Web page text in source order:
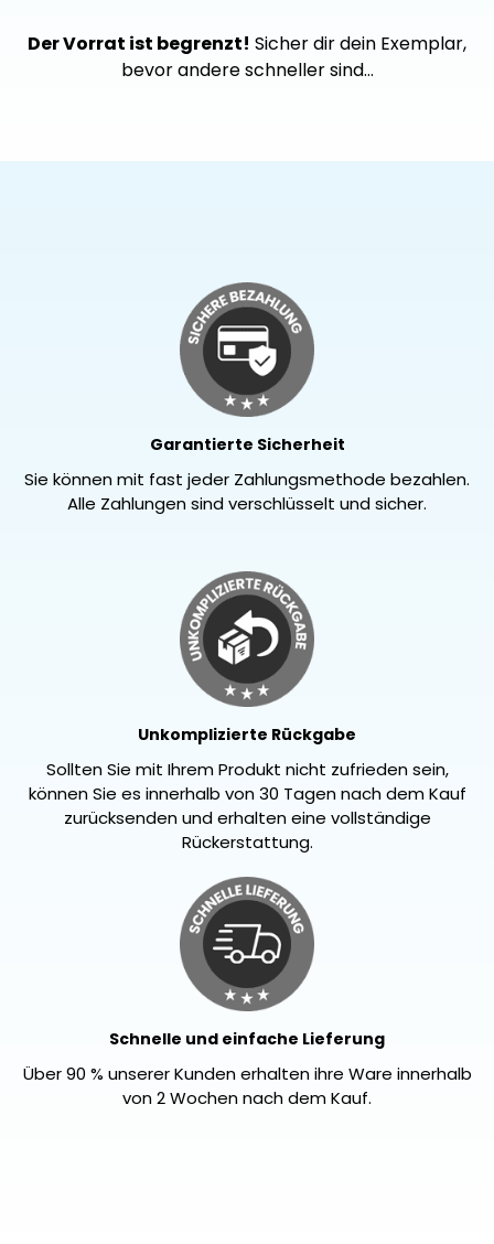
Der Vorrat ist begrenzt! Sicher dir dein Exemplar,
bevor andere schneller sind…
Garantierte Sicherheit
Sie können mit fast jeder Zahlungsmethode bezahlen.
Alle Zahlungen sind verschlüsselt und sicher.
Unkomplizierte Rückgabe
Sollten Sie mit Ihrem Produkt nicht zufrieden sein,
können Sie es innerhalb von 30 Tagen nach dem Kauf
zurücksenden und erhalten eine vollständige
Rückerstattung.
Schnelle und einfache Lieferung
Über 90 % unserer Kunden erhalten ihre Ware innerhalb
von 2 Wochen nach dem Kauf.